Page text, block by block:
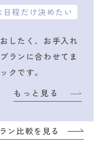
日程だけ決めたい
したく、 お手入れ
ランに合わせて ま
クです。
もっと見る
ン比較を見る